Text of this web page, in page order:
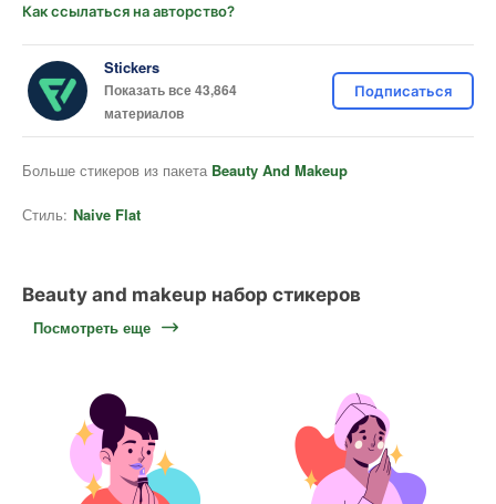
Как ссылаться на авторство?
Stickers
Показать все 43,864
материалов
Подписаться
Больше стикеров из пакета Beauty And Makeup
Стиль: Naive Flat
Beauty and makeup набор стикеров
Посмотреть еще